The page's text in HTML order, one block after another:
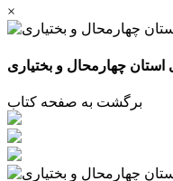
×
استان چهارمحال و بختیاری
برگشت به صفحه کتاب